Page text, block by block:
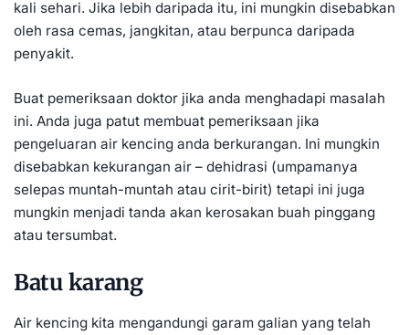
kali sehari. Jika lebih daripada itu, ini mungkin disebabkan
oleh rasa cemas, jangkitan, atau berpunca daripada
penyakit.
Buat pemeriksaan doktor jika anda menghadapi masalah
ini. Anda juga patut membuat pemeriksaan jika
pengeluaran air kencing anda berkurangan. Ini mungkin
disebabkan kekurangan air – dehidrasi (umpamanya
selepas muntah-muntah atau cirit-birit) tetapi ini juga
mungkin menjadi tanda akan kerosakan buah pinggang
atau tersumbat.
Batu karang
Air kencing kita mengandungi garam galian yang telah